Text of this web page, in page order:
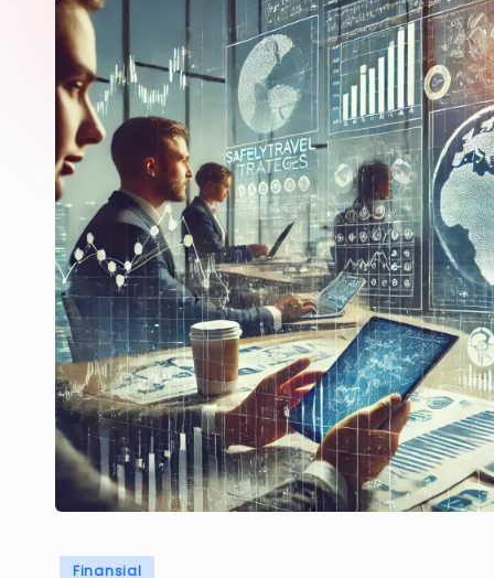
Posted
Finansial